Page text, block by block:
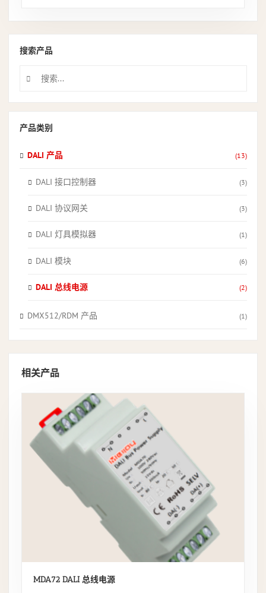
搜索产品
产品类别
DALI 产品 (13)
DALI 接口控制器 (3)
DALI 协议网关 (3)
DALI 灯具模拟器 (1)
DALI 模块 (6)
DALI 总线电源 (2)
DMX512/RDM 产品 (1)
相关产品
MDA72 DALI 总线电源